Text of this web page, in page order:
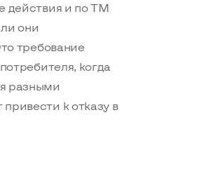
действия и по ТМ
они
требование
когда
разными
к отказу в